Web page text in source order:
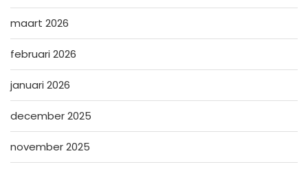
maart 2026
februari 2026
januari 2026
december 2025
november 2025